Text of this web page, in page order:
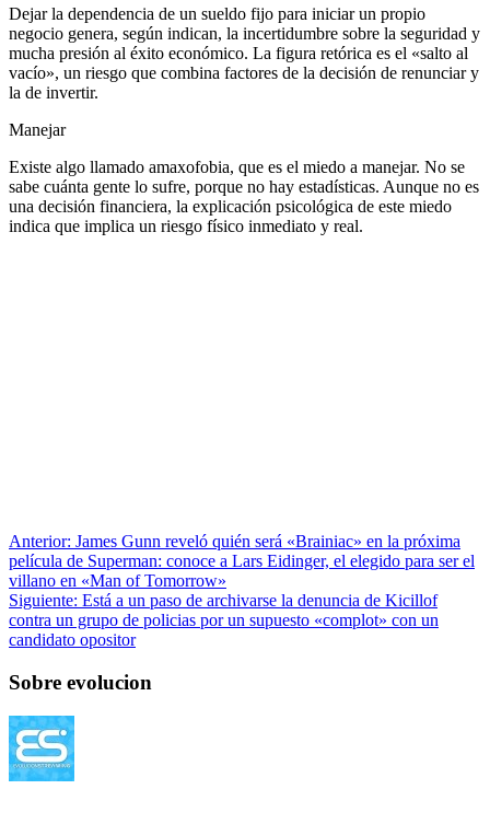
Dejar la dependencia de un sueldo fijo para iniciar un propio
negocio genera, según indican, la incertidumbre sobre la seguridad y
mucha presión al éxito económico. La figura retórica es el «salto al
vacío», un riesgo que combina factores de la decisión de renunciar y
la de invertir.
Manejar
Existe algo llamado amaxofobia, que es el miedo a manejar. No se
sabe cuánta gente lo sufre, porque no hay estadísticas. Aunque no es
una decisión financiera, la explicación psicológica de este miedo
indica que implica un riesgo físico inmediato y real.
Anterior: James Gunn reveló quién será «Brainiac» en la próxima
película de Superman: conoce a Lars Eidinger, el elegido para ser el
villano en «Man of Tomorrow»
Siguiente: Está a un paso de archivarse la denuncia de Kicillof
contra un grupo de policias por un supuesto «complot» con un
candidato opositor
Sobre evolucion